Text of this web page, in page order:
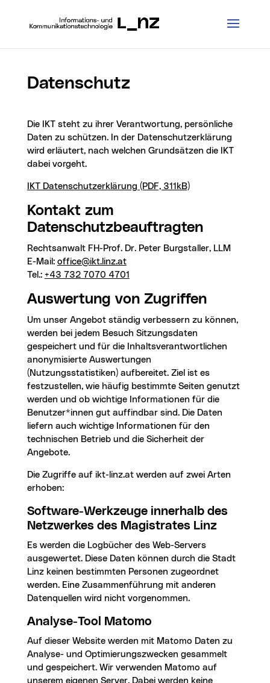
Datenschutz
Die IKT steht zu ihrer Verantwortung, persönliche
Daten zu schützen. In der Datenschutzerklärung
wird erläutert, nach welchen Grundsätzen die IKT
dabei vorgeht.
IKT Datenschutzerklärung (PDF, 311kB)
Kontakt zum
Datenschutzbeauftragten
Rechtsanwalt FH-Prof. Dr. Peter Burgstaller, LLM
E-Mail: office@ikt.linz.at
Tel.: +43 732 7070 4701
Auswertung von Zugriffen
Um unser Angebot ständig verbessern zu können,
werden bei jedem Besuch Sitzungsdaten
gespeichert und für die Inhaltsverantwortlichen
anonymisierte Auswertungen
(Nutzungsstatistiken) aufbereitet. Ziel ist es
festzustellen, wie häufig bestimmte Seiten genutzt
werden und ob wichtige Informationen für die
Benutzer*innen gut auffindbar sind. Die Daten
liefern auch wichtige Informationen für den
technischen Betrieb und die Sicherheit der
Angebote.
Die Zugriffe auf ikt-linz.at werden auf zwei Arten
erhoben:
Software-Werkzeuge innerhalb des
Netzwerkes des Magistrates Linz
Es werden die Logbücher des Web-Servers
ausgewertet. Diese Daten können durch die Stadt
Linz keinen bestimmten Personen zugeordnet
werden. Eine Zusammenführung mit anderen
Datenquellen wird nicht vorgenommen.
Analyse-Tool Matomo
Auf dieser Website werden mit Matomo Daten zu
Analyse- und Optimierungszwecken gesammelt
und gespeichert. Wir verwenden Matomo auf
unserem eigenen Server. Dabei werden keine